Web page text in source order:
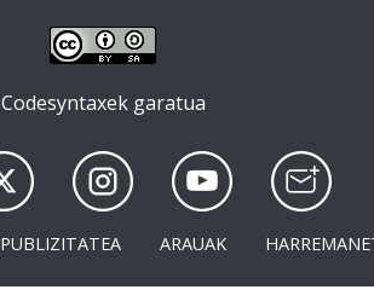
Codesyntaxek garatua
PUBLIZITATEA ARAUAK